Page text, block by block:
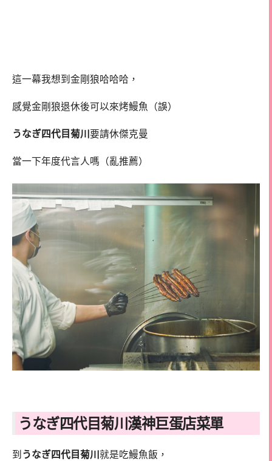
這一幕我想到金剛狼哈哈哈，
感覺金剛狼退休後可以來烤鰻魚（誤）
うなぎ四代目菊川 要請休傑克曼
當一下年度代言人嗎（亂推薦）
うなぎ四代目菊川漢神巨蛋店菜單
到 うなぎ四代目菊川 就是吃鰻魚飯，